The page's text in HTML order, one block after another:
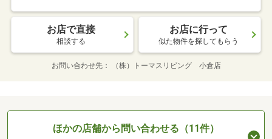
お店で直接
相談する
お店に行って
似た物件を探してもらう
お問い合わせ先 （株）トーマスリビング 小倉店
ほかの店舗から問い合わせる（11件）